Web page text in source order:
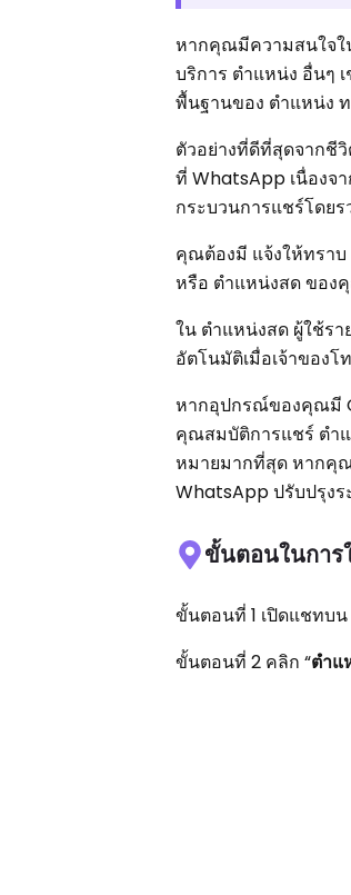
หากคุณมีความสนใจใ
บริการ ตำแหน่ง อื่นๆ
พื้นฐานของ ตำแหน่ง
ตัวอย่างที่ดีที่สุดจากชี
ที่ WhatsApp เนื่องจ
กระบวนการแชร์โดยร
คุณต้องมี แจ้งให้ทราบ
หรือ ตำแหน่งสด ของ
ใน ตำแหน่งสด ผู้ใช้ร
อัตโนมัติเมื่อเจ้าของ
หากอุปกรณ์ของคุณมี
คุณสมบัติการแชร์ ตำแ
หมายมากที่สุด หากคุ
WhatsApp ปรับปรุงร
ขั้นตอนในกา
ขั้นตอนที่ 1 เปิดแชทบ
ขั้นตอนที่ 2 คลิก “ตำแ